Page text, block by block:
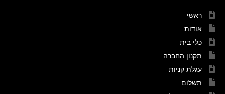
ראשי
אודות
כלי בית
תקנון החברה
עגלת קניות
תשלום